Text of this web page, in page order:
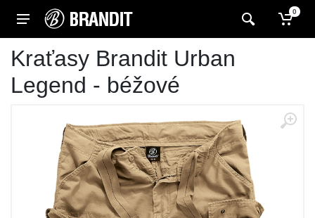
0
Kraťasy Brandit Urban
Legend - béžové